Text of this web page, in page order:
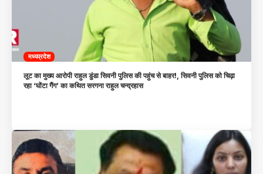
मध्यप्रदेश
लूट का मुख्य आरोपी राहुल डुंडा सिवनी पुलिस की पहुंच से बाहर!, सिवनी पुलिस को चिढ़ा
रहा ‘घोंटा गैंग’ का कथित सरगना राहुल चन्द्रहास